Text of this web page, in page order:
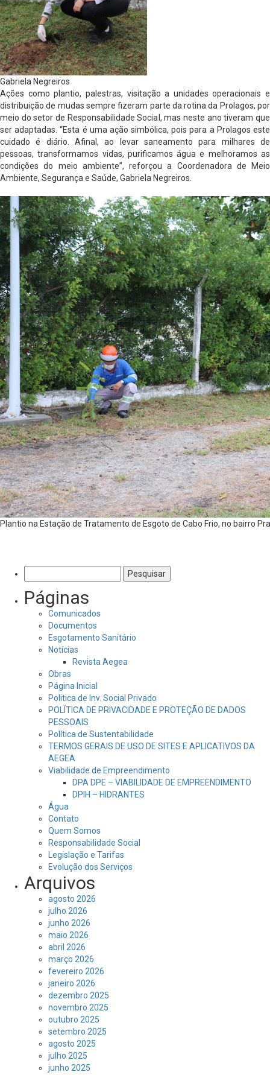
Gabriela Negreiros
Ações como plantio, palestras, visitação a unidades operacionais e
distribuição de mudas sempre fizeram parte da rotina da Prolagos, por
meio do setor de Responsabilidade Social, mas neste ano tiveram que
ser adaptadas. “Esta é uma ação simbólica, pois para a Prolagos este
cuidado é diário. Afinal, ao levar saneamento para milhares de
pessoas, transformamos vidas, purificamos água e melhoramos as
condições do meio ambiente”, reforçou a Coordenadora de Meio
Ambiente, Segurança e Saúde, Gabriela Negreiros.
Plantio na Estação de Tratamento de Esgoto de Cabo Frio, no bairro
por:
Páginas
Comunicados
Documentos
Esgotamento Sanitário
Notícias
Revista Aegea
Obras
Página Inicial
Politica de Inv. Social Privado
POLÍTICA DE PRIVACIDADE E PROTEÇÃO DE DADOS
PESSOAIS
Política de Sustentabilidade
TERMOS GERAIS DE USO DE SITES E APLICATIVOS DA
AEGEA
Viabilidade de Empreendimento
DPA DPE – VIABILIDADE DE EMPREENDIMENTO
DPIH – HIDRANTES
Água
Contato
Quem Somos
Responsabilidade Social
Legislação e Tarifas
Evolução dos Serviços
Arquivos
agosto 2026
julho 2026
junho 2026
maio 2026
abril 2026
março 2026
fevereiro 2026
janeiro 2026
dezembro 2025
novembro 2025
outubro 2025
setembro 2025
agosto 2025
julho 2025
junho 2025